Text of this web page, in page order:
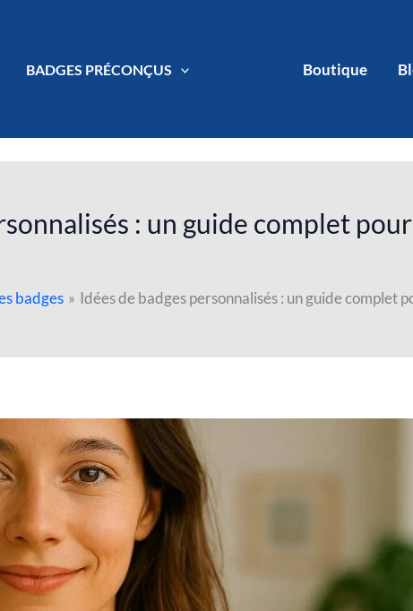
BADGES PRÉCONÇUS Boutique
: un guide complet
badges Idées de badges personnalisés : un guide complet